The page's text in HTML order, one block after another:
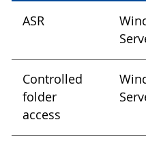
ASR
Controlled
folder
access